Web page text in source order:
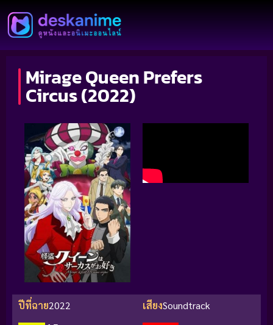
Mirage Queen Prefers
Circus (2022)
ปีที่ฉาย2022 เสียงSoundtrack